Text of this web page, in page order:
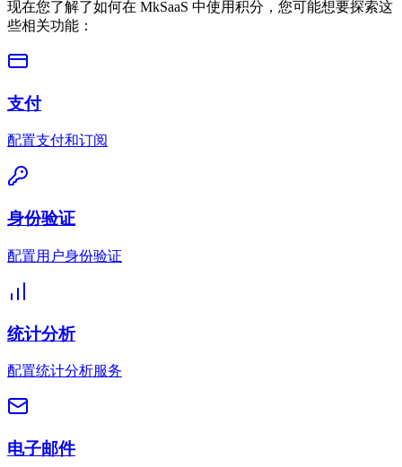
现在您了解了如何在 MkSaaS 中使用积分，您可能想要探索这
些相关功能：
支付
配置支付和订阅
身份验证
配置用户身份验证
统计分析
配置统计分析服务
电子邮件